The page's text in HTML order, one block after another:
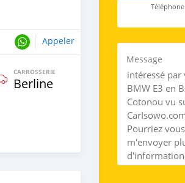
Appeler
CARROSSERIE
Berline
Téléphone
Message